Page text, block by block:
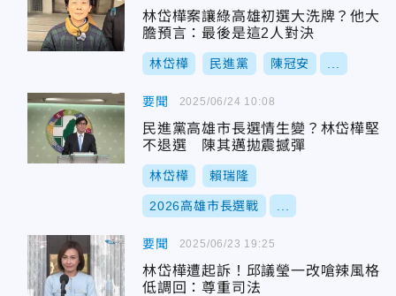
林岱樺案讓綠高雄初選大洗牌？他大
膽預言：最後是這2人對決
林岱樺 民進黨 陳冠安
要聞
民進黨高雄市長選情生變？林岱樺堅
不退選 陳其邁拋震撼彈
林岱樺 賴瑞隆
2026高雄市長選戰
2025/06/24 10:08
要聞
林岱樺遭起訴！邱議瑩一改嗆辣風格
低調回：尊重司法
2025/06/23 19:25